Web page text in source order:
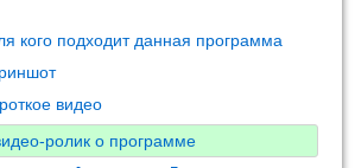
кого подходит данная программа
видео
ролик о программе